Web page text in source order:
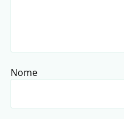
Nome